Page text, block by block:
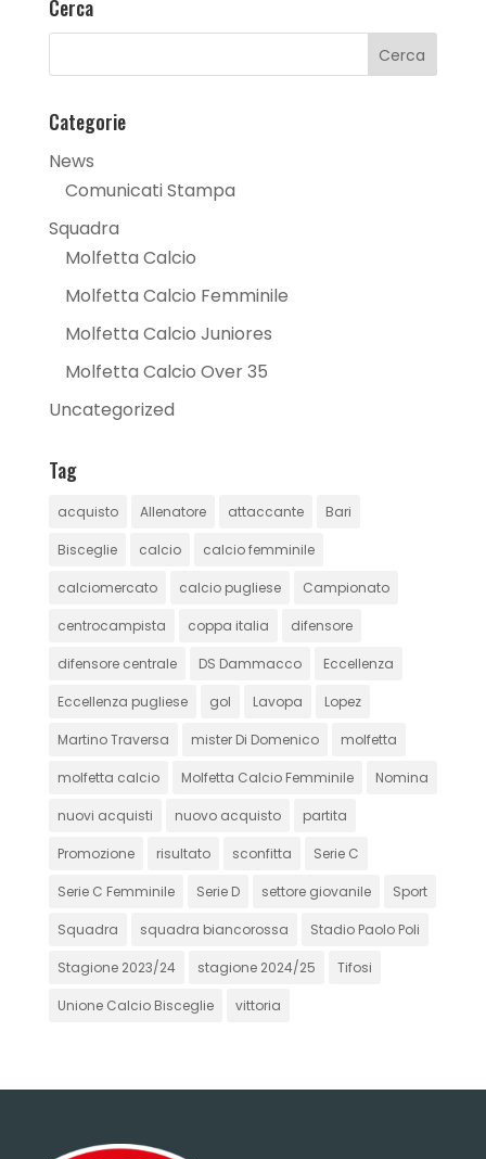
Cerca
Categorie
News
Comunicati Stampa
Squadra
Molfetta Calcio
Molfetta Calcio Femminile
Molfetta Calcio Juniores
Molfetta Calcio Over 35
Uncategorized
Tag
acquisto Allenatore attaccante Bari
Bisceglie calcio calcio femminile
calciomercato calcio pugliese Campionato
centrocampista coppa italia difensore
difensore centrale DS Dammacco Eccellenza
Eccellenza pugliese gol Lavopa Lopez
Martino Traversa mister Di Domenico molfetta
molfetta calcio Molfetta Calcio Femminile Nomina
nuovi acquisti nuovo acquisto partita
Promozione risultato sconfitta Serie C
Serie C Femminile Serie D settore giovanile Sport
Squadra squadra biancorossa Stadio Paolo Poli
Stagione 2023/24 stagione 2024/25 Tifosi
Unione Calcio Bisceglie vittoria